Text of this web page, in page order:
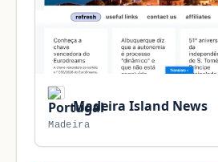
Madeira Island News
Madeira